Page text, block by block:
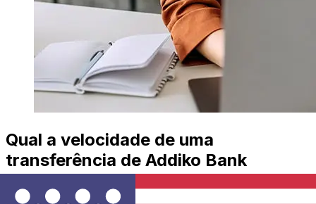
Qual a velocidade de uma
transferência de Addiko Bank
Slovenia EUR para USD ?